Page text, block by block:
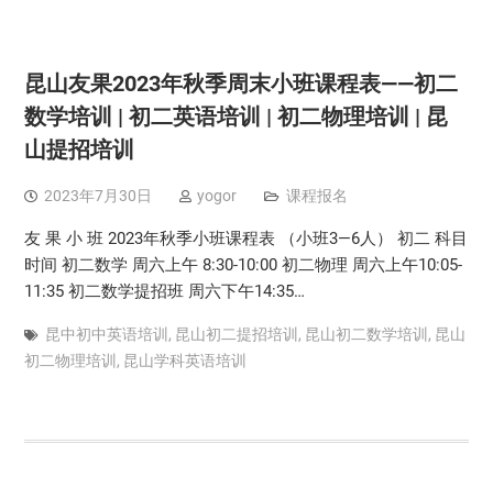
昆山友果2023年秋季周末小班课程表——初二
数学培训 | 初二英语培训 | 初二物理培训 | 昆
山提招培训
2023年7月30日 yogor 课程报名
友 果 小 班 2023年秋季小班课程表 （小班3—6人） 初二 科目
时间 初二数学 周六上午 8:30-10:00 初二物理 周六上午10:05-
11:35 初二数学提招班 周六下午14:35…
昆中初中英语培训, 昆山初二提招培训, 昆山初二数学培训, 昆山
初二物理培训, 昆山学科英语培训